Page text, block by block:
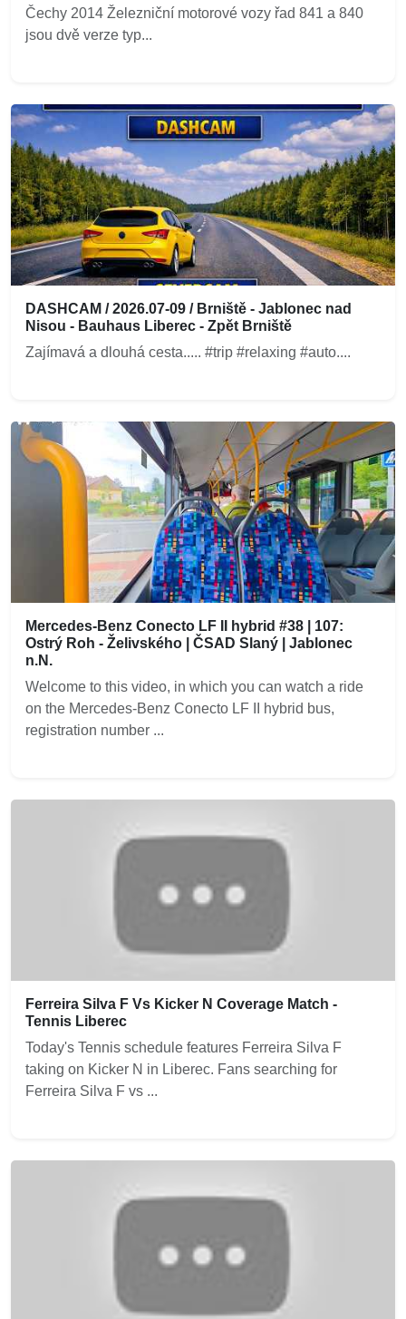
Čechy 2014 Železniční motorové vozy řad 841 a 840
jsou dvě verze typ...
DASHCAM / 2026.07-09 / Brniště - Jablonec nad
Nisou - Bauhaus Liberec - Zpět Brniště
Zajímavá a dlouhá cesta..... #trip #relaxing #auto....
Mercedes-Benz Conecto LF II hybrid #38 | 107:
Ostrý Roh - Želivského | ČSAD Slaný | Jablonec
n.N.
Welcome to this video, in which you can watch a ride
on the Mercedes-Benz Conecto LF II hybrid bus,
registration number ...
Ferreira Silva F Vs Kicker N Coverage Match -
Tennis Liberec
Today's Tennis schedule features Ferreira Silva F
taking on Kicker N in Liberec. Fans searching for
Ferreira Silva F vs ...